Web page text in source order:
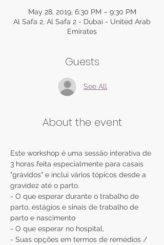
May 28, 2019, 6:30 PM – 9:30 PM
Al Safa 2, Al Safa 2 - Dubai - United Arab
Emirates
Guests
See All
About the event
Este workshop é uma sessão interativa de
3 horas feita especialmente para casais
"grávidos" e inclui vários tópicos desde a
- O que esperar durante o trabalho de
parto, estágios e sinais de trabalho de
- Suas opções em termos de remédios /